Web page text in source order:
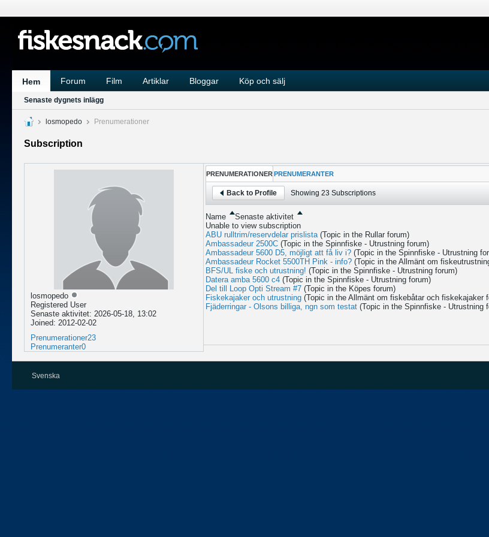
Hem Forum Film Artiklar Bloggar Köp och sälj
Senaste dygnets inlägg
losmopedo Prenumerationer
Subscription
losmopedo
Registered User
Senaste aktivitet: 2026-05-18, 13:02
Joined: 2012-02-02
Prenumerationer23
Prenumeranter0
PRENUMERATIONER PRENUMERANTER
Back to Profile Showing 23Subscriptions
Name
Senaste aktivitet
Unable to view subscription
ABU rulltrim/reservdelar prislista (Topic in the Rullarforum)
Ambassadeur 2500C (Topic in the Spinnfiske - Utrustningforum)
Ambassadeur 5600 D5, möjligt att få liv i? (Topic in the Spinnfiske - Utrustning
Ambassadeur Rocket 5500TH Pink - info? (Topic in the Allmänt om
BFS/UL fiske och utrustning! (Topic in the Spinnfiske - Utrustningforum)
Datera amba 5600 c4 (Topic in the Spinnfiske - Utrustningforum)
Del till Loop Opti Stream #7 (Topic in the Köpes forum)
Fiskekajaker och utrustning (Topic in the Allmänt om fiskebåtar och fiskekajaker
Fjäderringar - Olsons billiga, ngn som testat (Topic in the Spinnfiske - Utrustning
Svenska